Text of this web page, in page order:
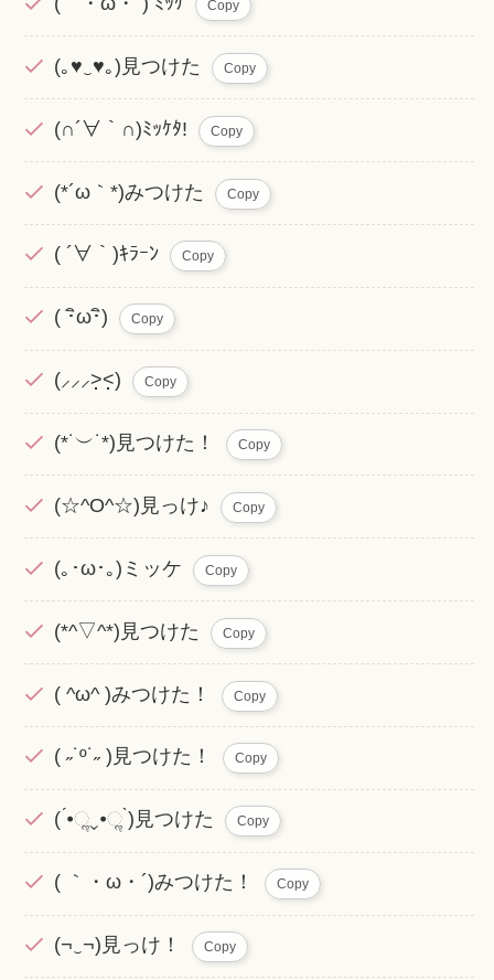
Copy
(｡♥‿♥｡)見つけた Copy
(∩´∀｀∩)ﾐｯｹﾀ! Copy
(*´ω｀*)みつけた Copy
( ´∀｀)ｷﾗｰﾝ Copy
( ･ิω･ิ) Copy
(⸝⸝⸝˃̣̣̣̣̣̣̣̣̣̣̣̣˂̣̣̣̣̣̣̣̣̣̣) Copy
(*˙︶˙*)見つけた！ Copy
(☆^O^☆)見っけ♪ Copy
(｡･ω･｡)ミッケ Copy
(*^▽^*)見つけた Copy
( ^ω^ )みつけた！ Copy
( ˶˙º˙˶ )見つけた！ Copy
( ́•ૢ⌄•ૢ ̀)見つけた Copy
( ｀・ω・´)みつけた！ Copy
(¬‿¬)見っけ！ Copy